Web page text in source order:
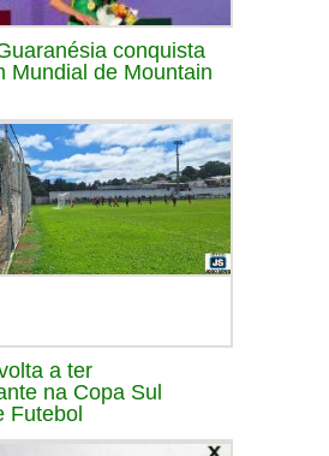
conquista
Mundial de Mountain
a ter
na Copa Sul
Futebol